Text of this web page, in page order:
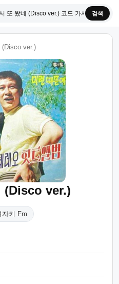
검색
ver.)
(Disco ver.)
자키 Fm